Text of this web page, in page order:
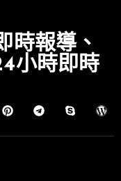
時報導、
小時即時